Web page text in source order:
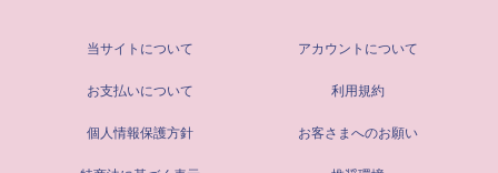
当サイトについて アカウントについて
お支払いについて 利用規約
個人情報保護方針 お客さまへのお願い